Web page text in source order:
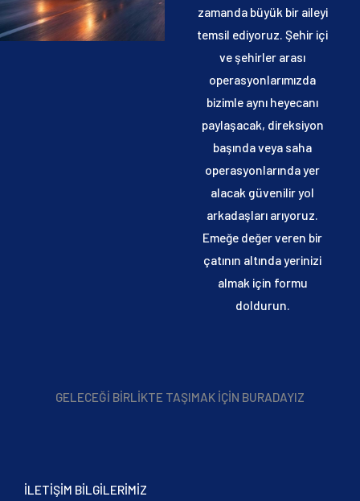
zamanda büyük bir aileyi
temsil ediyoruz. Şehir içi
ve şehirler arası
operasyonlarımızda
bizimle aynı heyecanı
paylaşacak, direksiyon
başında veya saha
operasyonlarında yer
alacak güvenilir yol
arkadaşları arıyoruz.
Emeğe değer veren bir
çatının altında yerinizi
almak için formu
doldurun.
GELECEĞİ BİRLİKTE TAŞIMAK İÇİN BURADAYIZ
ILETIŞIM BILGILERIMIZ